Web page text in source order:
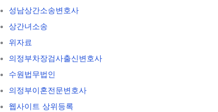
성남상간소송변호사
상간녀소송
위자료
의정부차장검사출신변호사
수원법무법인
의정부이혼전문변호사
웹사이트 상위등록